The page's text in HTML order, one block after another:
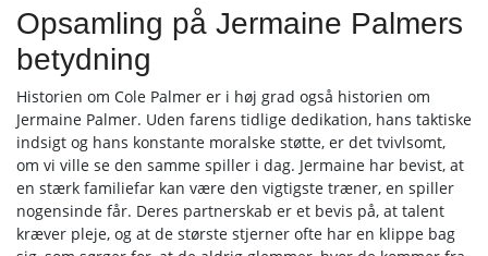
Opsamling på Jermaine Palmers
betydning
Historien om Cole Palmer er i høj grad også historien om
Jermaine Palmer. Uden farens tidlige dedikation, hans taktiske
indsigt og hans konstante moralske støtte, er det tvivlsomt,
om vi ville se den samme spiller i dag. Jermaine har bevist, at
en stærk familiefar kan være den vigtigste træner, en spiller
nogensinde får. Deres partnerskab er et bevis på, at talent
kræver pleje, og at de største stjerner ofte har en klippe bag